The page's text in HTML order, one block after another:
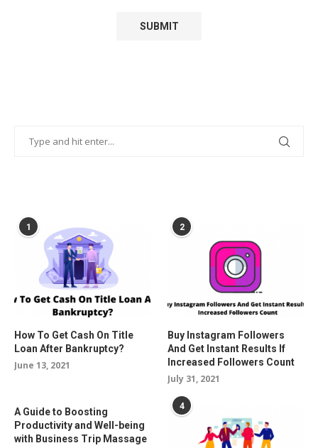
1
How To Get Cash On Title
Loan After Bankruptcy?
June 13, 2021
2
Buy Instagram Followers
And Get Instant Results If
Increased Followers Count
July 31, 2021
A Guide to Boosting
Productivity and Well-being
with Business Trip Massage
4